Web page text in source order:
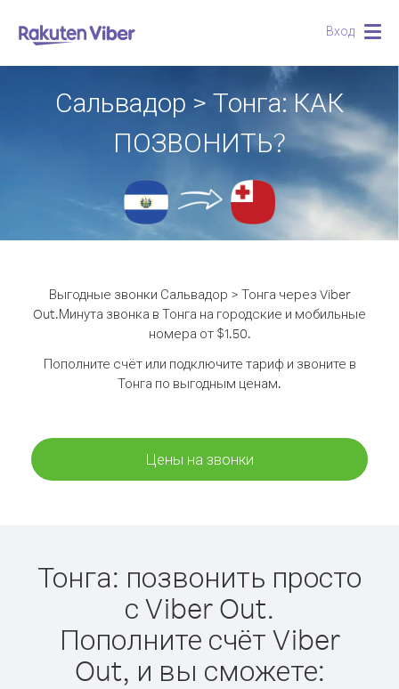
Вход
Сальвадор > Тонга: КАК
ПОЗВОНИТЬ?
Выгодные звонки Сальвадор > Тонга через Viber
Out.Минута звонка в Тонга на городские и мобильные
номера от $1.50.
Пополните счёт или подключите тариф и звоните в
Тонга по выгодным ценам.
Цены на звонки
Тонга: позвонить просто
с Viber Out.
Пополните счёт Viber
Out, и вы сможете: